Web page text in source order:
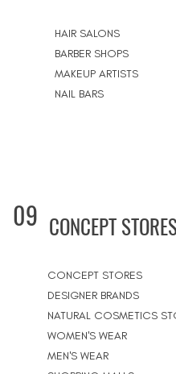
HAIR SALONS
BARBER SHOPS
MAKEUP ARTISTS
NAIL BARS
09 CONCEPT
CONCEPT STORES
DESIGNER BRANDS
NATURAL COSMETICS
WOMEN'S WEAR
MEN'S WEAR